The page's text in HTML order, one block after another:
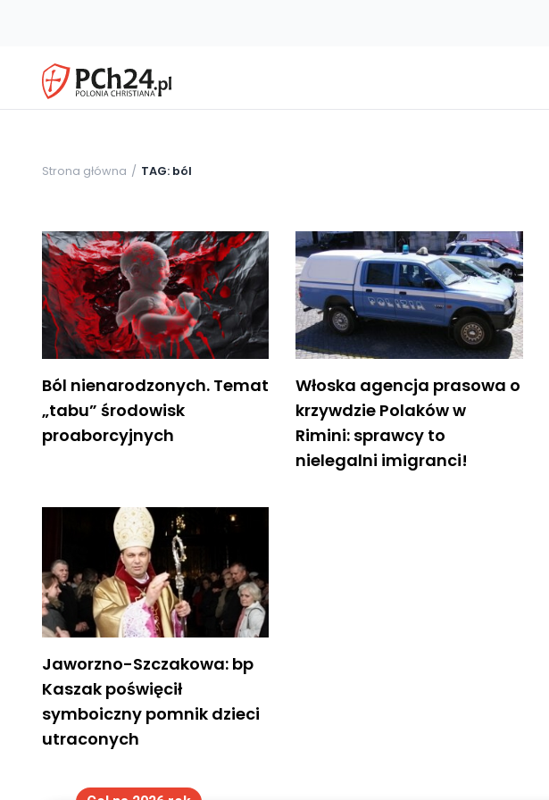
Strona główna TAG: ból
Ból nienarodzonych. Temat
„tabu” środowisk
proaborcyjnych
Włoska agencja prasowa o
krzywdzie Polaków w
Rimini: sprawcy to
nielegalni imigranci!
Jaworzno-Szczakowa: bp
Kaszak poświęcił
symboiczny pomnik dzieci
utraconych